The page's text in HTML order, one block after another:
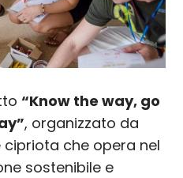
“Know the way, go
, organizzato da
cipriota che opera nel
sostenibile e